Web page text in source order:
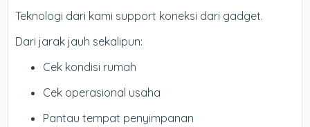
Teknologi dari kami support koneksi dari gadget.
Dari jarak jauh sekalipun:
Cek kondisi rumah
Cek operasional usaha
Pantau tempat penyimpanan